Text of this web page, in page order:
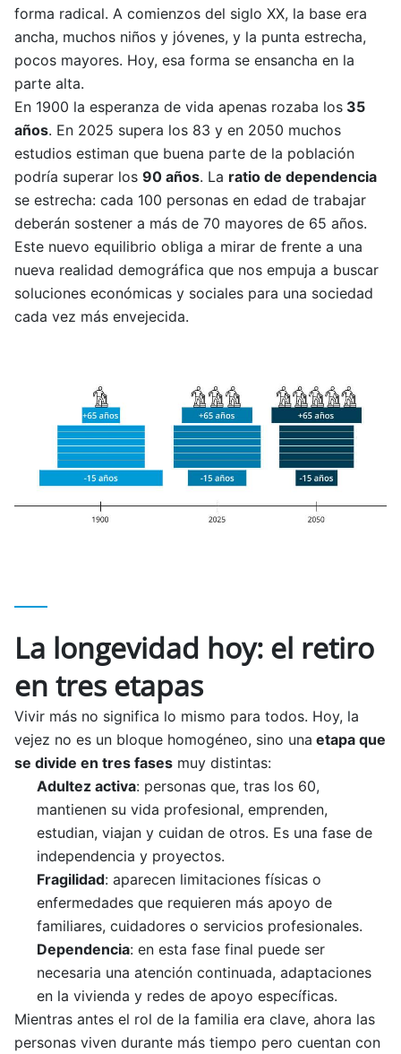
forma radical. A comienzos del siglo XX, la base era
ancha, muchos niños y jóvenes, y la punta estrecha,
pocos mayores. Hoy, esa forma se ensancha en la
parte alta.
En 1900 la esperanza de vida apenas rozaba los 35
años. En 2025 supera los 83 y en 2050 muchos
estudios estiman que buena parte de la población
podría superar los 90 años. La ratio de dependencia
se estrecha: cada 100 personas en edad de trabajar
deberán sostener a más de 70 mayores de 65 años.
Este nuevo equilibrio obliga a mirar de frente a una
nueva realidad demográfica que nos empuja a buscar
soluciones económicas y sociales para una sociedad
cada vez más envejecida.
La longevidad hoy: el retiro
en tres etapas
Vivir más no significa lo mismo para todos. Hoy, la
vejez no es un bloque homogéneo, sino una etapa que
se divide en tres fases muy distintas:
Adultez activa: personas que, tras los 60,
mantienen su vida profesional, emprenden,
estudian, viajan y cuidan de otros. Es una fase de
independencia y proyectos.
Fragilidad: aparecen limitaciones físicas o
enfermedades que requieren más apoyo de
familiares, cuidadores o servicios profesionales.
Dependencia: en esta fase final puede ser
necesaria una atención continuada, adaptaciones
en la vivienda y redes de apoyo específicas.
Mientras antes el rol de la familia era clave, ahora las
personas viven durante más tiempo pero cuentan con